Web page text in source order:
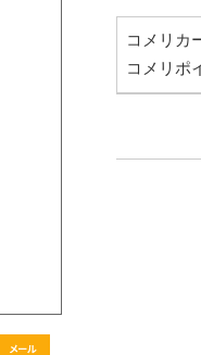
コメリカ
コメリポ